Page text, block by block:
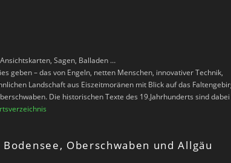
Sagen, Balladen …
geben – das von Engeln, netten Menschen, innovativer Technik,
Landschaft aus Eiszeitmoränen mit Blick auf das
Die historischen Texte des 19.Jahrhunderts sind
Oberschwaben und Allgäu